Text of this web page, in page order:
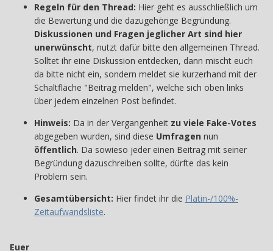
Regeln für den Thread: Hier geht es ausschließlich um
die Bewertung und die dazugehörige Begründung.
Diskussionen und Fragen jeglicher Art sind hier
unerwünscht, nutzt dafür bitte den allgemeinen Thread.
Solltet ihr eine Diskussion entdecken, dann mischt euch
da bitte nicht ein, sondern meldet sie kurzerhand mit der
Schaltfläche "Beitrag melden", welche sich oben links
über jedem einzelnen Post befindet.
Hinweis: Da in der Vergangenheit zu viele Fake-Votes
abgegeben wurden, sind diese Umfragen nun
öffentlich. Da sowieso jeder einen Beitrag mit seiner
Begründung dazuschreiben sollte, dürfte das kein
Problem sein.
Gesamtübersicht: Hier findet ihr die Platin-/100%-
Zeitaufwandsliste.
Euer